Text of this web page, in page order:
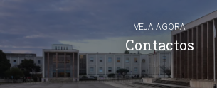
VEJA AGORA
Contactos